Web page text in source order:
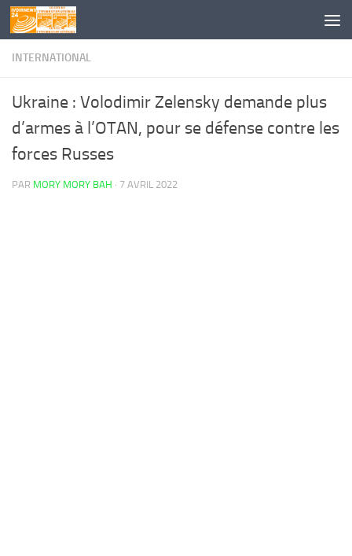
Skip to content
INTERNATIONAL
Ukraine : Volodimir Zelensky demande plus
d’armes à l’OTAN, pour se défense contre les
forces Russes
PAR MORY MORY BAH · 7 AVRIL 2022